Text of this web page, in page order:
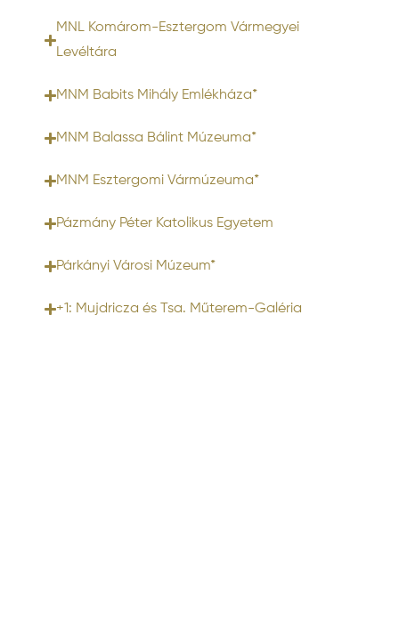
MNL Komárom-Esztergom Vármegyei
Levéltára
MNM Babits Mihály Emlékháza*
MNM Balassa Bálint Múzeuma*
MNM Esztergomi Vármúzeuma*
Pázmány Péter Katolikus Egyetem
Párkányi Városi Múzeum*
+1: Mujdricza és Tsa. Műterem-Galéria